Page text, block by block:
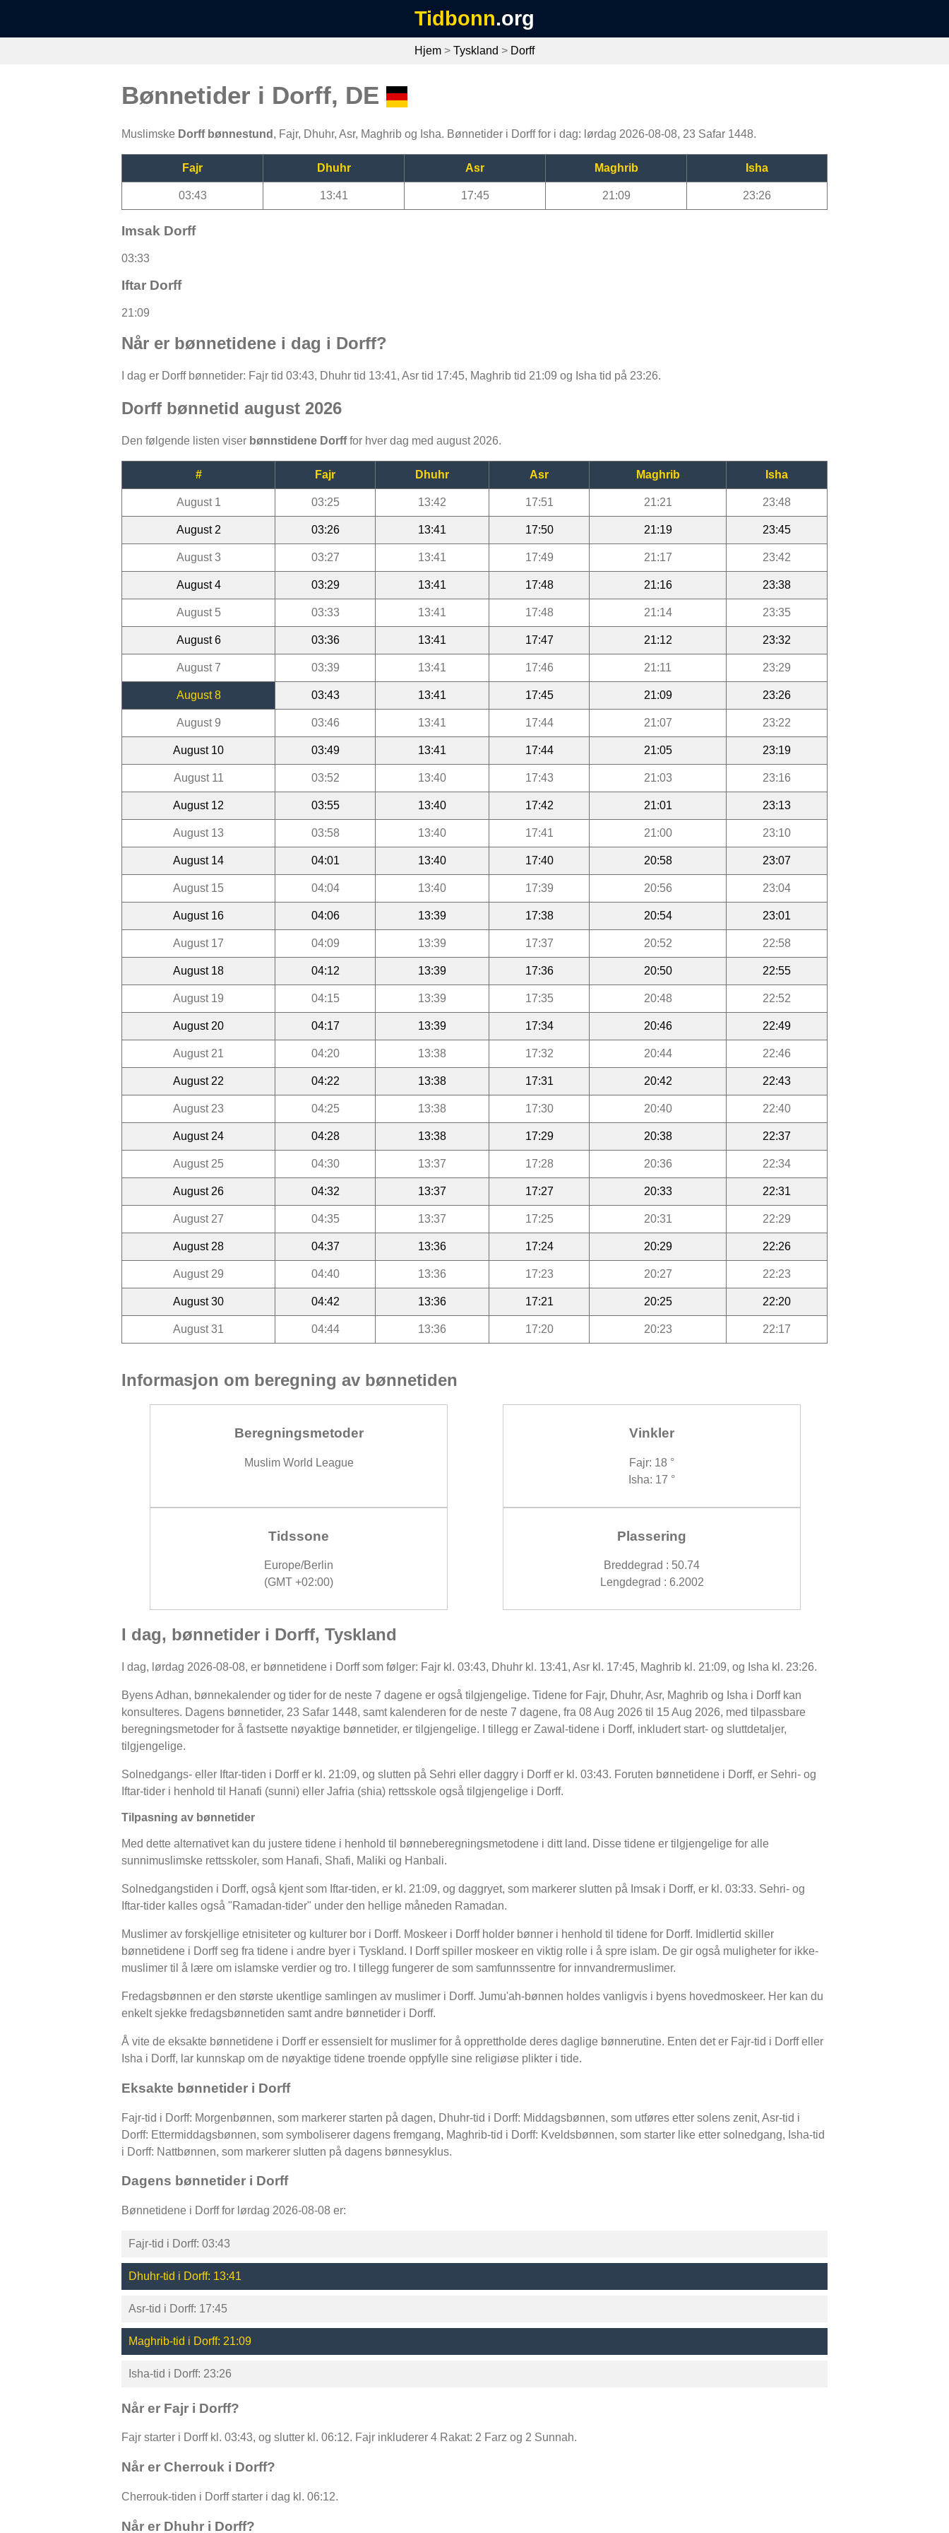
Tidbonn.org
Hjem > Tyskland > Dorff
Bønnetider i Dorff, DE
Muslimske Dorff bønnestund , Fajr, Dhuhr, Asr, Maghrib og Isha. Bønnetider i Dorff for i dag: lørdag 2026-08-08, 23 Safar 1448.
Fajr Dhuhr Asr Maghrib Isha
03:43 13:41 17:45 21:09 23:26
Imsak Dorff
03:33
Iftar Dorff
21:09
Når er bønnetidene i dag i Dorff?
I dag er Dorff bønnetider: Fajr tid 03:43, Dhuhr tid 13:41, Asr tid 17:45, Maghrib tid 21:09 og Isha tid på 23:26.
Dorff bønnetid august 2026
Den følgende listen viser bønnstidene Dorfffor hver dag med august 2026.
# Fajr Dhuhr Asr Maghrib Isha
August 1 03:25 13:42 17:51 21:21 23:48
August 2 03:26 13:41 17:50 21:19 23:45
August 3 03:27 13:41 17:49 21:17 23:42
August 4 03:29 13:41 17:48 21:16 23:38
August 5 03:33 13:41 17:48 21:14 23:35
August 6 03:36 13:41 17:47 21:12 23:32
August 7 03:39 13:41 17:46 21:11 23:29
August 8 03:43 13:41 17:45 21:09 23:26
August 9 03:46 13:41 17:44 21:07 23:22
August 10 03:49 13:41 17:44 21:05 23:19
August 11 03:52 13:40 17:43 21:03 23:16
August 12 03:55 13:40 17:42 21:01 23:13
August 13 03:58 13:40 17:41 21:00 23:10
August 14 04:01 13:40 17:40 20:58 23:07
August 15 04:04 13:40 17:39 20:56 23:04
August 16 04:06 13:39 17:38 20:54 23:01
August 17 04:09 13:39 17:37 20:52 22:58
August 18 04:12 13:39 17:36 20:50 22:55
August 19 04:15 13:39 17:35 20:48 22:52
August 20 04:17 13:39 17:34 20:46 22:49
August 21 04:20 13:38 17:32 20:44 22:46
August 22 04:22 13:38 17:31 20:42 22:43
August 23 04:25 13:38 17:30 20:40 22:40
August 24 04:28 13:38 17:29 20:38 22:37
August 25 04:30 13:37 17:28 20:36 22:34
August 26 04:32 13:37 17:27 20:33 22:31
August 27 04:35 13:37 17:25 20:31 22:29
August 28 04:37 13:36 17:24 20:29 22:26
August 29 04:40 13:36 17:23 20:27 22:23
August 30 04:42 13:36 17:21 20:25 22:20
August 31 04:44 13:36 17:20 20:23 22:17
Informasjon om beregning av bønnetiden
Beregningsmetoder
Muslim World League
Vinkler
Fajr: 18 °
Isha: 17 °
Tidssone
Europe/Berlin
(GMT +02:00)
Plassering
Breddegrad : 50.74
Lengdegrad : 6.2002
I dag, bønnetider i Dorff, Tyskland
I dag, lørdag 2026-08-08, er bønnetidene i Dorff som følger: Fajr kl. 03:43, Dhuhr kl. 13:41, Asr kl. 17:45, Maghrib kl. 21:09, og Isha kl. 23:26.
Byens Adhan, bønnekalender og tider for de neste 7 dagene er også tilgjengelige. Tidene for Fajr, Dhuhr, Asr, Maghrib og Isha i Dorff kan
konsulteres. Dagens bønnetider, 23 Safar 1448, samt kalenderen for de neste 7 dagene, fra 08 Aug 2026 til 15 Aug 2026, med tilpassbare
beregningsmetoder for å fastsette nøyaktige bønnetider, er tilgjengelige. I tillegg er Zawal-tidene i Dorff, inkludert start- og sluttdetaljer,
tilgjengelige.
Solnedgangs- eller Iftar-tiden i Dorff er kl. 21:09, og slutten på Sehri eller daggry i Dorff er kl. 03:43. Foruten bønnetidene i Dorff, er Sehri- og
Iftar-tider i henhold til Hanafi (sunni) eller Jafria (shia) rettsskole også tilgjengelige i Dorff.
Tilpasning av bønnetider
Med dette alternativet kan du justere tidene i henhold til bønneberegningsmetodene i ditt land. Disse tidene er tilgjengelige for alle
sunnimuslimske rettsskoler, som Hanafi, Shafi, Maliki og Hanbali.
Solnedgangstiden i Dorff, også kjent som Iftar-tiden, er kl. 21:09, og daggryet, som markerer slutten på Imsak i Dorff, er kl. 03:33. Sehri- og
Iftar-tider kalles også "Ramadan-tider" under den hellige måneden Ramadan.
Muslimer av forskjellige etnisiteter og kulturer bor i Dorff. Moskeer i Dorff holder bønner i henhold til tidene for Dorff. Imidlertid skiller
bønnetidene i Dorff seg fra tidene i andre byer i Tyskland. I Dorff spiller moskeer en viktig rolle i å spre islam. De gir også muligheter for ikke-
muslimer til å lære om islamske verdier og tro. I tillegg fungerer de som samfunnssentre for innvandrermuslimer.
Fredagsbønnen er den største ukentlige samlingen av muslimer i Dorff. Jumu'ah-bønnen holdes vanligvis i byens hovedmoskeer. Her kan du
enkelt sjekke fredagsbønnetiden samt andre bønnetider i Dorff.
Å vite de eksakte bønnetidene i Dorff er essensielt for muslimer for å opprettholde deres daglige bønnerutine. Enten det er Fajr-tid i Dorff eller
Isha i Dorff, lar kunnskap om de nøyaktige tidene troende oppfylle sine religiøse plikter i tide.
Eksakte bønnetider i Dorff
Fajr-tid i Dorff: Morgenbønnen, som markerer starten på dagen, Dhuhr-tid i Dorff: Middagsbønnen, som utføres etter solens zenit, Asr-tid i
Dorff: Ettermiddagsbønnen, som symboliserer dagens fremgang, Maghrib-tid i Dorff: Kveldsbønnen, som starter like etter solnedgang, Isha-tid
i Dorff: Nattbønnen, som markerer slutten på dagens bønnesyklus.
Dagens bønnetider i Dorff
Bønnetidene i Dorff for lørdag 2026-08-08 er:
Fajr-tid i Dorff: 03:43
Dhuhr-tid i Dorff: 13:41
Asr-tid i Dorff: 17:45
Maghrib-tid i Dorff: 21:09
Isha-tid i Dorff: 23:26
Når er Fajr i Dorff?
Fajr starter i Dorff kl. 03:43, og slutter kl. 06:12. Fajr inkluderer 4 Rakat: 2 Farz og 2 Sunnah.
Når er Cherrouk i Dorff?
Cherrouk-tiden i Dorff starter i dag kl. 06:12.
Når er Dhuhr i Dorff?